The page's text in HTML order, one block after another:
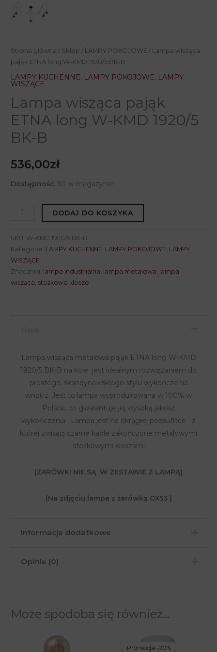
Strona główna / Sklep / LAMPY POKOJOWE / Lampa wisząca
pająk ETNA long W-KMD 1920/5 BK-B
LAMPY KUCHENNE, LAMPY POKOJOWE, LAMPY
WISZĄCE
Lampa wisząca pająk
ETNA long W-KMD 1920/5
BK-B
536,00zł
Dostępność: 30 w magazynie
ilość
wisząca
pająk
ETNA
long
W-
DODAJ DO KOSZYKA
SKU: W-KMD 1920/5 BK-B
Kategorie: LAMPY KUCHENNE LAMPY POKOJOWE LAMPY
WISZĄCE
Znaczniki: lampa industrialna lampa metalowa
lampa
wisząca stożkowe klosze
Lampa wisząca metalowa pająk ETNA long W-KMD
1920/5 BK-B na kole jest idealnym rozwiązaniem do
prostego, skandynawskiego stylu wykończenia
wnętrz. Jest to lampa wyprodukowana w 100% w
Polsce, co gwarantuje jej wysoką jakość
wykończenia. Lampa jest na okrągłej podsufitce z
której zwisają czarne kable zakończone metalowymi
stożkowymi kloszami
(ŻARÓWKI NIE SĄ W ZESTAWIE Z LAMPĄ)
(Na zdjęciu lampa z żarówką GX53 )
Informacje dodatkowe
Wymiary
Pomieszczenia Jadalnia, Salon
Opinie (0)
Tylko zalogowani klienci, którzy kupili ten produkt
Może spodoba się również…
Promocja -20%
Promocja -20%